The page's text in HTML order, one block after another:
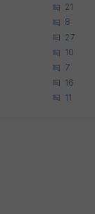
21
8
27
10
7
16
11